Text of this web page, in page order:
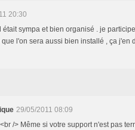
20:30
était sympa et bien organisé . je
que l'on sera aussi bien installé , ça j'en
29/05/2011 08:09
/> Même si votre support n'est pas